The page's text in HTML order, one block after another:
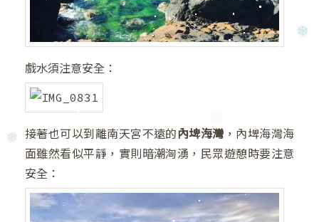
戲水須注意安全：
接著也可以到離南天宮不遠的內埤海灣 ，內埤海灣海
面雖然看似平靜，實則暗潮洶湧，民眾遊憩時要注意
安全：